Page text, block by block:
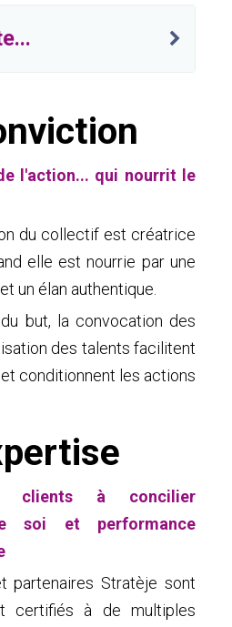
l'action... qui nourrit le
du collectif est créatrice
elle est nourrie par une
un élan authentique.
but, la convocation des
des talents facilitent
conditionnent les actions
clients à concilier
soi et performance
partenaires Stratèje sont
certifiés à de multiples